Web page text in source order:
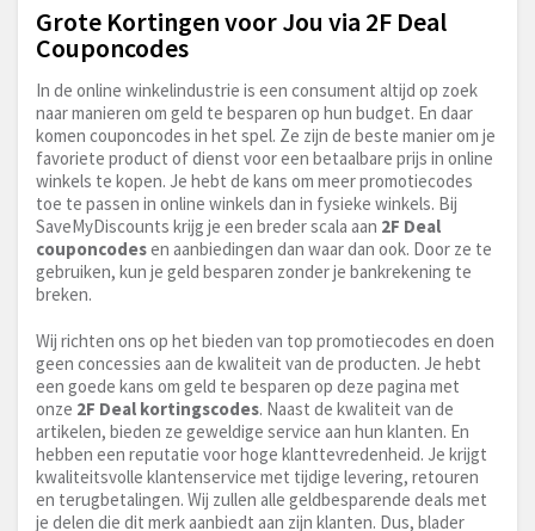
Grote Kortingen voor Jou via 2F Deal
Couponcodes
In de online winkelindustrie is een consument altijd op zoek
naar manieren om geld te besparen op hun budget. En daar
komen couponcodes in het spel. Ze zijn de beste manier om je
favoriete product of dienst voor een betaalbare prijs in online
winkels te kopen. Je hebt de kans om meer promotiecodes
toe te passen in online winkels dan in fysieke winkels. Bij
SaveMyDiscounts krijg je een breder scala aan 2F Deal
couponcodesen aanbiedingen dan waar dan ook. Door ze te
gebruiken, kun je geld besparen zonder je bankrekening te
breken.
Wij richten ons op het bieden van top promotiecodes en doen
geen concessies aan de kwaliteit van de producten. Je hebt
een goede kans om geld te besparen op deze pagina met
onze 2F Deal kortingscodes. Naast de kwaliteit van de
artikelen, bieden ze geweldige service aan hun klanten. En
hebben een reputatie voor hoge klanttevredenheid. Je krijgt
kwaliteitsvolle klantenservice met tijdige levering, retouren
en terugbetalingen. Wij zullen alle geldbesparende deals met
je delen die dit merk aanbiedt aan zijn klanten. Dus, blader